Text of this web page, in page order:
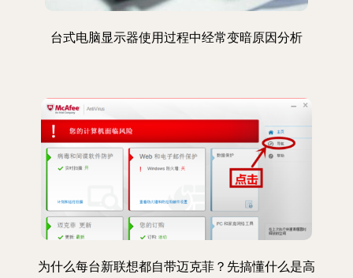
台式电脑显示器使用过程中经常变暗原因分析
为什么每台新联想都自带迈克菲？先搞懂什么是高